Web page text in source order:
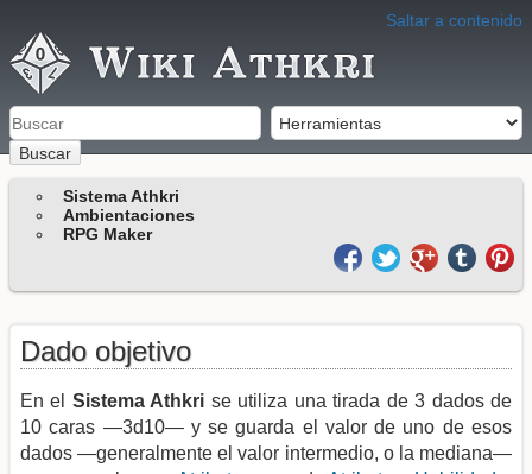
Saltar a contenido
Buscar
Sistema Athkri
Ambientaciones
RPG Maker
Dado objetivo
En el Sistema Athkri se utiliza una tirada de 3 dados de
10 caras —3d10— y se guarda el valor de uno de esos
dados —generalmente el valor intermedio, o la mediana—